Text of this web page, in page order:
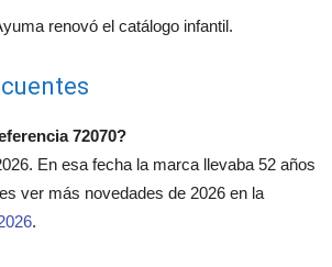
renovó el catálogo infantil.
72070?
En esa fecha la marca llevaba 52 años
ver más novedades de 2026 en la
.